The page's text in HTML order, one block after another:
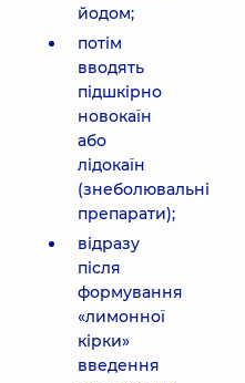
йодом;
потім
вводять
підшкірно
новокаїн
або
лідокаїн
(знеболювальні
препарати);
відразу
після
формування
«лимонної
кірки»
введення